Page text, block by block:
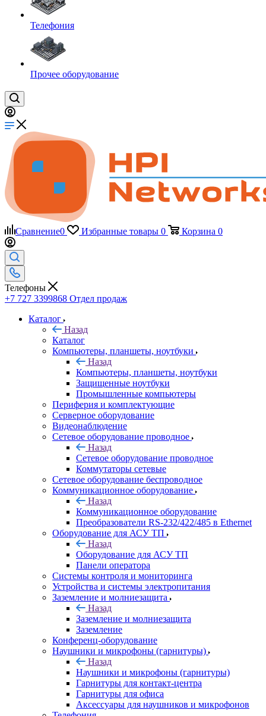
Телефония
Прочее оборудование
Сравнение0 Избранные товары 0 Корзина 0
Телефоны
+7 727 3399868 Отдел продаж
Каталог
Назад
Каталог
Компьютеры, планшеты, ноутбуки
Назад
Компьютеры, планшеты, ноутбуки
Защищенные ноутбуки
Промышленные компьютеры
Периферия и комплектующие
Серверное оборудование
Видеонаблюдение
Сетевое оборудование проводное
Назад
Сетевое оборудование проводное
Коммутаторы сетевые
Сетевое оборудование беспроводное
Коммуникационное оборудование
Назад
Коммуникационное оборудование
Преобразователи RS-232/422/485 в Ethernet
Оборудование для АСУ ТП
Назад
Оборудование для АСУ ТП
Панели оператора
Системы контроля и мониторинга
Устройства и системы электропитания
Заземление и молниезащита
Назад
Заземление и молниезащита
Заземление
Конференц-оборудование
Наушники и микрофоны (гарнитуры)
Назад
Наушники и микрофоны (гарнитуры)
Гарнитуры для контакт-центра
Гарнитуры для офиса
Аксессуары для наушников и микрофонов